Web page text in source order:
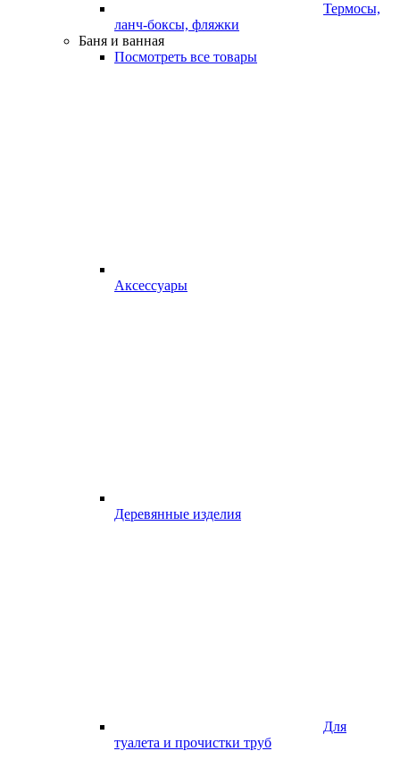
Термосы,
ланч-боксы, фляжки
Баня и ванная
Посмотреть все товары
Аксессуары
Деревянные изделия
Для
туалета и прочистки труб